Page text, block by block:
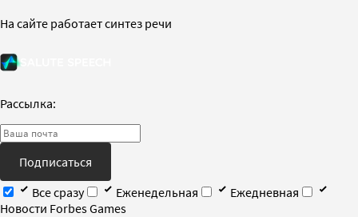
На сайте работает синтез речи
Рассылка:
Подписаться
Все сразу
Еженедельная
Ежедневная
Новости Forbes Games